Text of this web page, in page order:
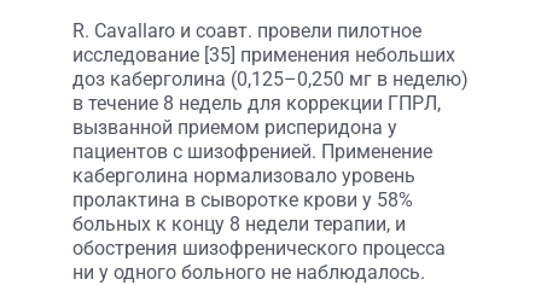
R. Cavallaro и соавт. провели пилотное
исследование [35] применения небольших
доз каберголина (0,125–0,250 мг в неделю)
в течение 8 недель для коррекции ГПРЛ,
вызванной приемом рисперидона у
пациентов с шизофренией. Применение
каберголина нормализовало уровень
пролактина в сыворотке крови у 58%
больных к концу 8 недели терапии, и
обострения шизофренического процесса
ни у одного больного не наблюдалось.